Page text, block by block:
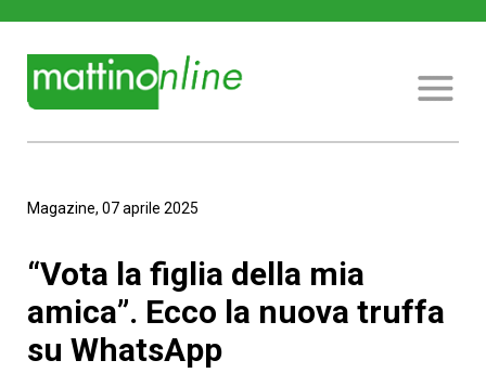
Magazine, 07 aprile 2025
“Vota la figlia della mia
amica”. Ecco la nuova truffa
su WhatsApp